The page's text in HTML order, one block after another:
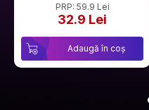
PRP: 59.9 Lei
32.9 Lei
Adaugă în coș